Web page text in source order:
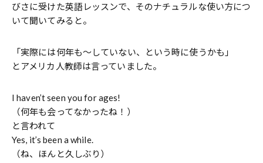
びさに受けた英語レッスンで、そのナチュラルな使い方につ
いて聞いてみると。
「実際には何年も〜していない、という時に使うかも」
とアメリカ人教師は言っていました。
I haven’t seen you for ages!
（何年も会ってなかったね！）
と言われて
Yes, it’s been a while.
（ね、ほんと久しぶり）